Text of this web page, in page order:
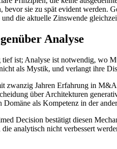
bevor sie zu spät evident
die aktuelle Zinswende
Analyse
ist; Analyse ist notwendig, wo
als Mystik, und verlangt ihre
zwanzig Jahren Erfahrung in
über Architekturen
als Kompetenz in der
Decision bestätigt diesen
analytisch nicht verbessert